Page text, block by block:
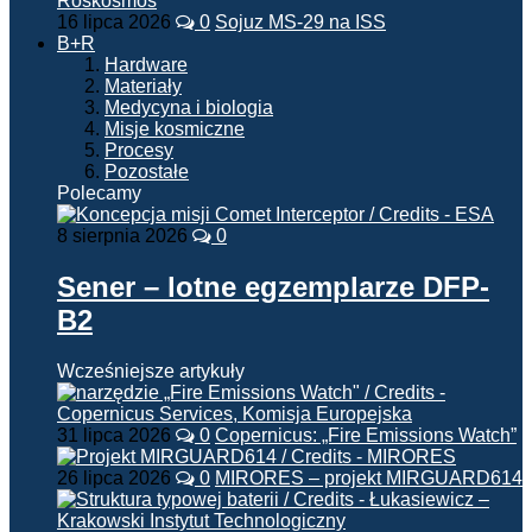
16 lipca 2026 0 Sojuz MS-29 na ISS
B+R
Hardware
Materiały
Medycyna i biologia
Misje kosmiczne
Procesy
Pozostałe
Polecamy
8 sierpnia 2026 0
Sener – lotne egzemplarze DFP-
B2
Wcześniejsze artykuły
31 lipca 2026 0 Copernicus: „Fire Emissions Watch”
26 lipca 2026 0 MIRORES – projekt MIRGUARD614